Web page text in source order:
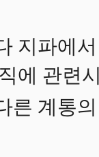
지파에
에 관련
른 계통